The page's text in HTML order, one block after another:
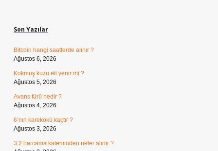
Son Yazılar
Bitcoin hangi saatlerde alınır ?
Ağustos 6, 2026
Kokmuş kuzu eti yenir mi ?
Ağustos 5, 2026
Avans türü nedir ?
Ağustos 4, 2026
6’nın karekökü kaçtır ?
Ağustos 3, 2026
3.2 harcama kaleminden neler alınır ?